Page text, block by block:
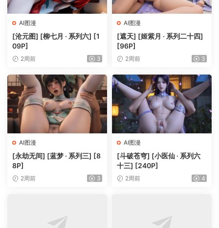
AI图漫
[沧元图] [柳七月 · 系列六] [1
09P]
2周前 3
AI图漫
[遮天] [姬紫月 · 系列二十四]
[96P]
2周前 3
AI图漫
[永劫无间] [蓝梦 · 系列三] [8
8P]
2周前 3
AI图漫
[斗破苍穹] [小医仙 · 系列六
十三] [240P]
2周前 4